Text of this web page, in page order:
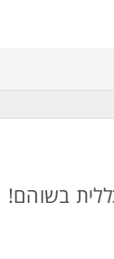
גם בתנאי עומס ולחץ.